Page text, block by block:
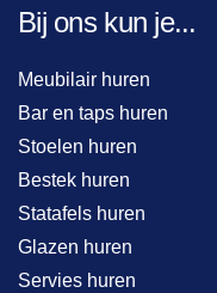
Bij ons kun je...
Meubilair huren
Bar en taps huren
Stoelen huren
Bestek huren
Statafels huren
Glazen huren
Servies huren